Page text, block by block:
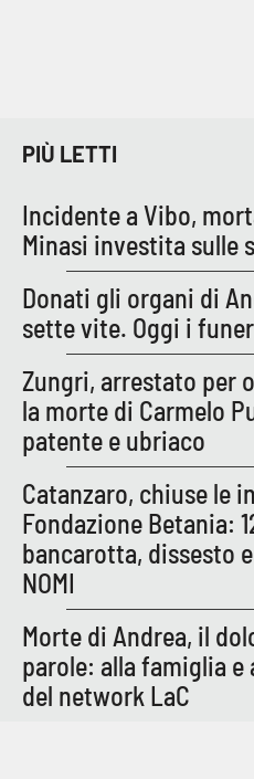
RUBRICHE
Good Morning Vietnam
Parchi Marini Calabria
Leggendo Alvaro
Imprese Di Calabria
Le perfidie di Antonella
Venti di comunicazione
STREAMING
LaC TV
PIÙ LETTI
Incidente a Vibo,
Minasi investita sulle
Donati gli organi di
sette vite. Oggi i
Zungri, arrestato per
la morte di Carmelo
patente e ubriaco
Catanzaro, chiuse le
Fondazione Betania:
bancarotta, dissesto
NOMI
Morte di Andrea, il
parole: alla famiglia e
del network LaC